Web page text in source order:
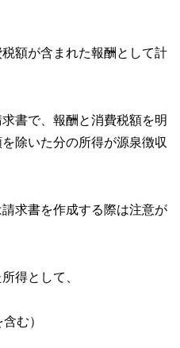
額が含まれた報酬として計
書で、報酬と消費税額を明
除いた分の所得が源泉徴収
求書を作成する際は注意が
得として、
む）